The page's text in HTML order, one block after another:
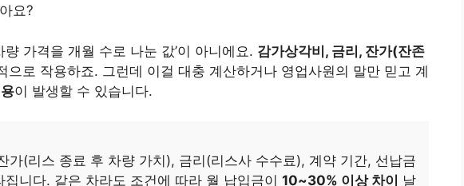
요?
가격을 개월 수로 나눈 값’이 아니에요. 감가상각비, 금리, 잔가(잔존
으로 작용하죠. 그런데 이걸 대충 계산하거나 영업사원의 말만 믿고 계
이 발생할 수 있습니다.
가(리스 종료 후 차량 가치), 금리(리스사 수수료), 계약 기간, 선납금
니다. 같은 차라도 조건에 따라 월 납입금이 10~30% 이상 차이
날